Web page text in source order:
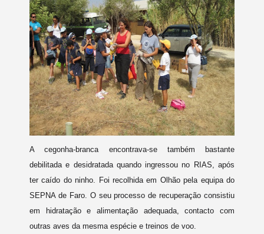
A cegonha-branca encontrava-se também bastante
debilitada e desidratada quando ingressou no RIAS, após
ter caído do ninho. Foi recolhida em Olhão pela equipa do
SEPNA de Faro. O seu processo de recuperação consistiu
em hidratação e alimentação adequada, contacto com
outras aves da mesma espécie e treinos de voo.